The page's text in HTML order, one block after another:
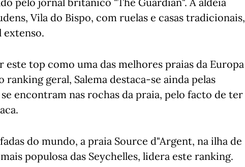
Vila do Bispo, com ruelas e casas tradicionais,
extenso.
este top como uma das melhores praias da Europa
ranking geral, Salema destaca-se ainda pelas
encontram nas rochas da praia, pelo facto de ter
do mundo, a praia Source d"Argent, na ilha de
populosa das Seychelles, lidera este ranking.